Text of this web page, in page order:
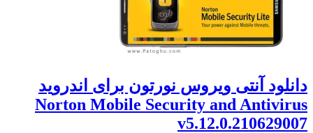
دانلود آنتی ویروس نورتون برای اندروید
Norton Mobile Security and Antivirus
v5.12.0.210629007